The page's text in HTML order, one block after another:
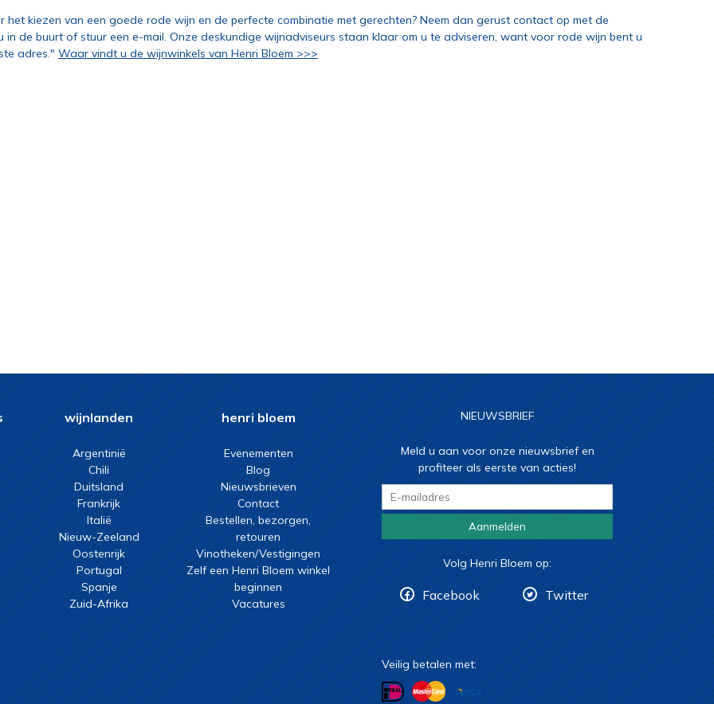
het kiezen van een goede rode wijn en de perfecte combinatie met gerechten? Neem dan gerust contact op met de
in de buurt of stuur een e-mail. Onze deskundige wijnadviseurs staan klaar om u te adviseren, want voor rode wijn bent u
adres." Waar vindt u de wijnwinkels van Henri Bloem >>>
wijnlanden
Argentinië
Chili
Duitsland
Frankrijk
Italië
Nieuw-Zeeland
Oostenrijk
Portugal
Spanje
Zuid-Afrika
henri bloem
Evenementen
Blog
Nieuwsbrieven
Contact
Bestellen, bezorgen,
retouren
Vinotheken/Vestigingen
Zelf een Henri Bloem winkel
beginnen
Vacatures
NIEUWSBRIEF
Meld u aan voor onze nieuwsbrief en
profiteer als eerste van acties!
Aanmelden
Volg Henri Bloem op:
Facebook Twitter
Veilig betalen met: